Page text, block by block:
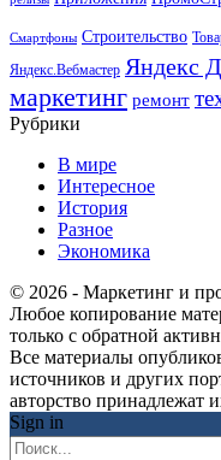
Смартфоны Строительство
Яндекс.Вебмастер Яндекс
маркетинг ремонт
Рубрики
В мире
Интересное
История
Разное
Экономика
© 2026 - Маркетинг и
Любое копирование
только с обратной
Все материалы
источников и других
авторство принадлежат
Sign in